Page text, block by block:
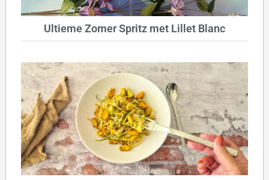
Ultieme Zomer Spritz met Lillet Blanc